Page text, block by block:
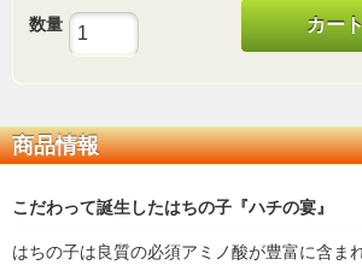
数量 カー
商品情報
こだわって誕生したはちの子『ハチの宴』
はちの子は良質の必須アミノ酸が豊富に含ま